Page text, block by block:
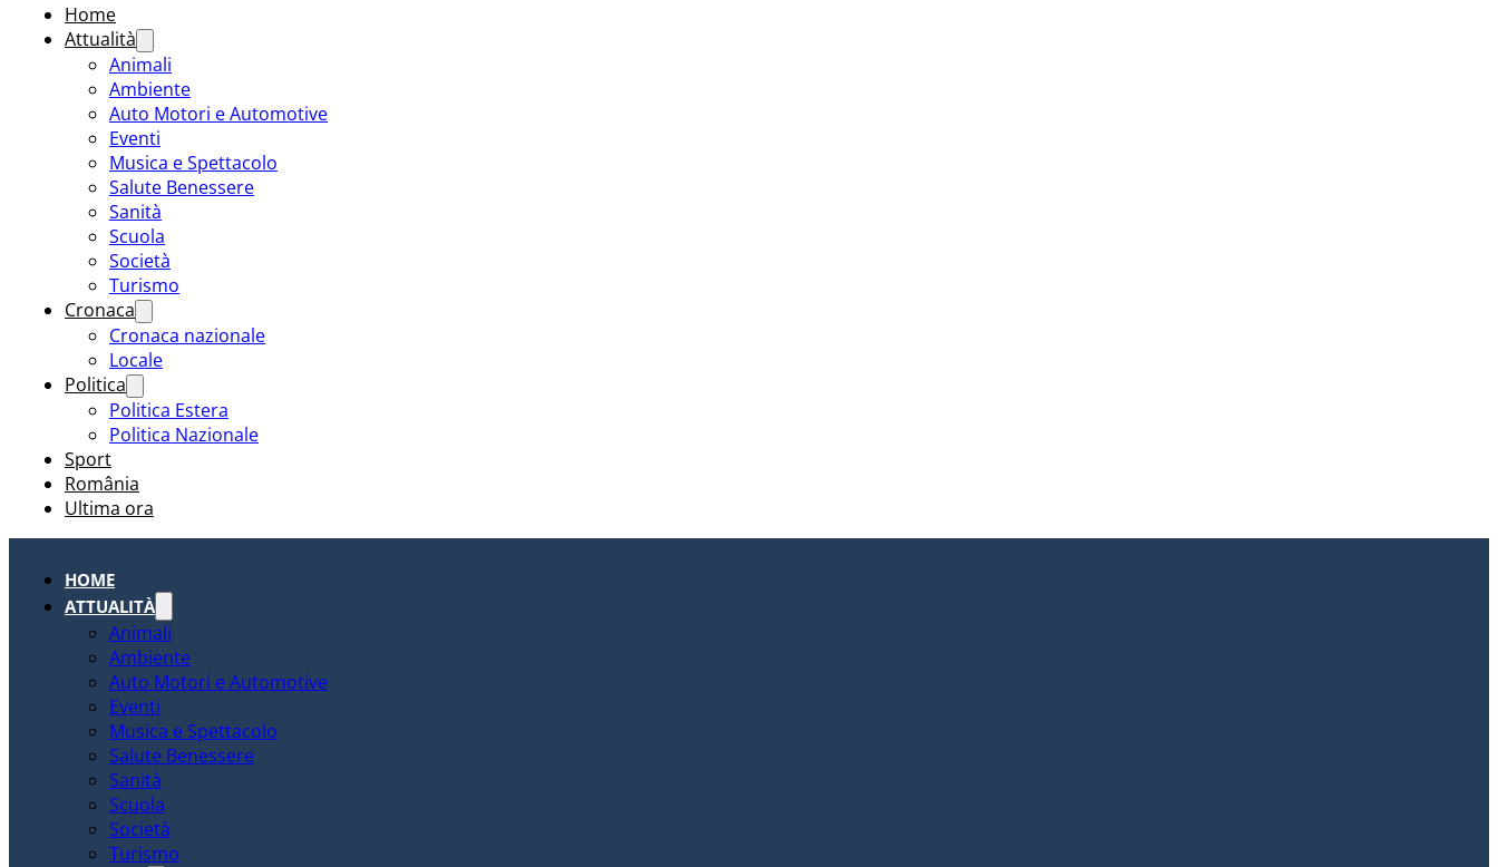
Home
Attualità
Animali
Ambiente
Auto Motori e Automotive
Eventi
Musica e Spettacolo
Salute Benessere
Sanità
Scuola
Società
Turismo
Cronaca
Cronaca nazionale
Locale
Politica
Politica Estera
Politica Nazionale
Sport
România
Ultima ora
HOME
ATTUALITÀ
Animali
Ambiente
Auto Motori e Automotive
Eventi
Musica e Spettacolo
Salute Benessere
Sanità
Scuola
Società
Turismo